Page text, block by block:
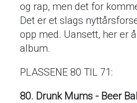
og rap, men det for
Det er et slags
opp med. Uansett, her er
album.
PLASSENE 80 TIL 71:
80. Drunk Mums - Beer